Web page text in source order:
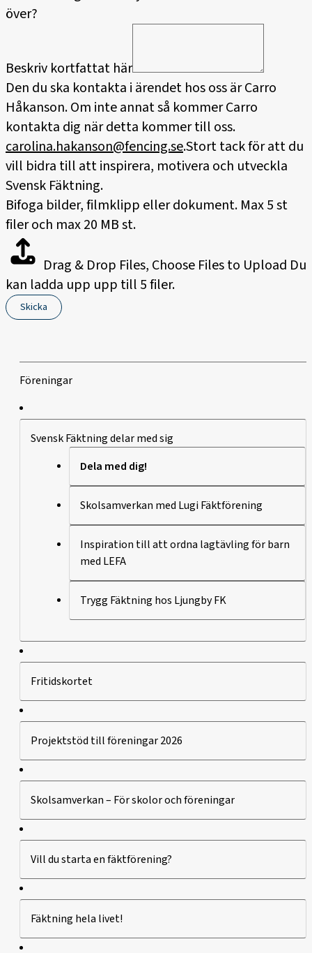
över?
Beskriv kortfattat här
Den du ska kontakta i ärendet hos oss är Carro
Håkanson. Om inte annat så kommer Carro
kontakta dig när detta kommer till oss.
carolina.hakanson@fencing.se.Stort tack för att du
vill bidra till att inspirera, motivera och utveckla
Svensk Fäktning.
Bifoga bilder, filmklipp eller dokument. Max 5 st
filer och max 20 MB st.
Drag & Drop Files, Choose Files to Upload Du
kan ladda upp upp till 5 filer.
Skicka
Föreningar
Svensk Fäktning delar med sig
Dela med dig!
Skolsamverkan med Lugi Fäktförening
Inspiration till att ordna lagtävling för barn
med LEFA
Trygg Fäktning hos Ljungby FK
Fritidskortet
Projektstöd till föreningar 2026
Skolsamverkan – För skolor och föreningar
Vill du starta en fäktförening?
Fäktning hela livet!